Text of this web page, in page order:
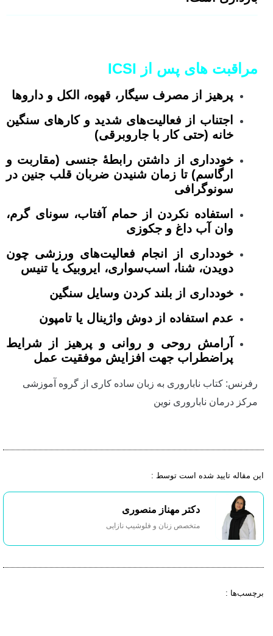
مراقبت های پس از
پرهیز از مصرف سیگار، قهوه، الکل و داروها
اجتناب از فعالیت‌های شدید و کارهای سنگین
خانه ‌(حتی کار با جاروبرقی)
خودداری از داشتن رابطۀ جنسی (مقاربت و
ارگاسم) تا زمان شنیدن ضربان قلب جنین در
سونوگرافی
استفاده نکردن از حمام آفتاب، سونای گرم،
وان آب داغ و جکوزی
خودداری از انجام فعالیت‌های ورزشی چون
دویدن، شنا، اسب‌سواری، ایروبیک یا تنیس
خودداری از بلند کردن وسایل سنگین
عدم استفاده از دوش واژینال یا تامپون
آرامش روحی و روانی و پرهیز از شرایط
پراضطراب جهت افزایش موفقیت عمل
رفرنس: کتاب ناباروری به زبان ساده کاری از گروه آموزشی
مرکز درمان ناباروری نوین
این مقاله تایید شده است توسط :
دکتر مهناز منصوری
متخصص زنان و فلوشیپ نازایی
برچسب‌ها :